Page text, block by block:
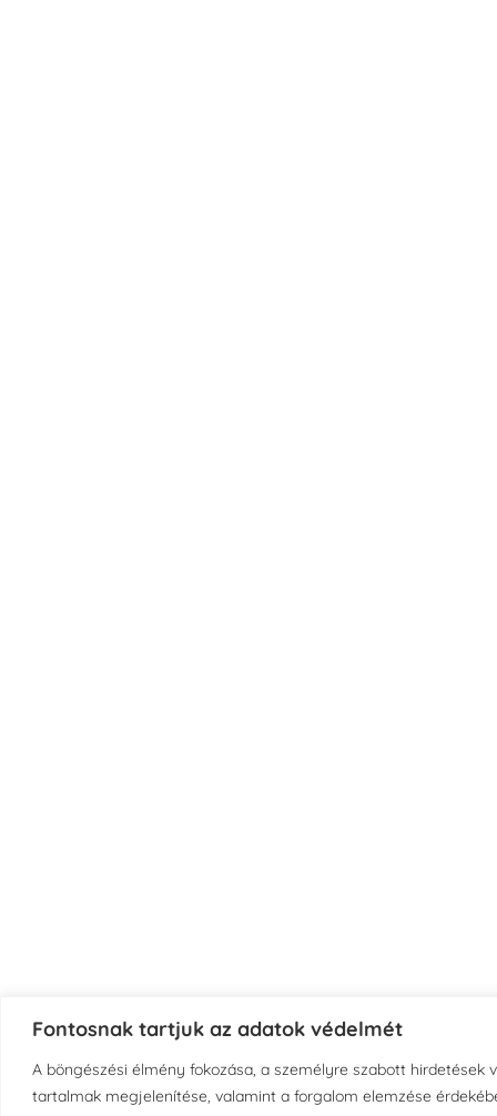
Fontosnak tartjuk az adatok védelmét
A böngészési élmény fokozása, a személyre szabott hirdetések
tartalmak megjelenítése, valamint a forgalom elemzése